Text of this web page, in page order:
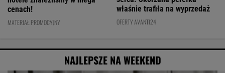
cenach!
MATERIAŁ PROMOCYJNY
właśnie trafiła na wyprzedaż
OFERTY AVANTI24
NAJLEPSZE NA WEEKEND